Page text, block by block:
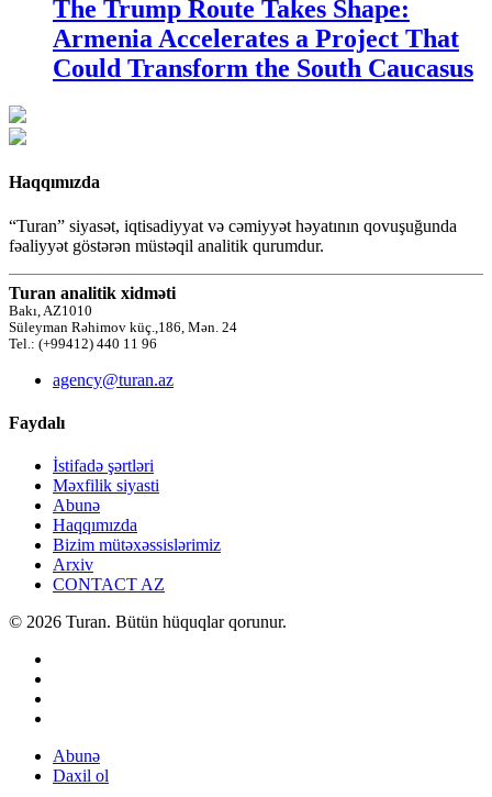
The Trump Route Takes Shape:
Armenia Accelerates a Project That
Could Transform the South Caucasus
Haqqımızda
“Turan” siyasət, iqtisadiyyat və cəmiyyət həyatının qovuşuğunda
fəaliyyət göstərən müstəqil analitik qurumdur.
Turan analitik xidməti
Bakı, AZ1010
Süleyman Rəhimov küç.,186, Mən. 24
Tel.: (+99412) 440 11 96
agency@turan.az
Faydalı
İstifadə şərtləri
Məxfilik siyasti
Abunə
Haqqımızda
Bizim mütəxəssislərimiz
Arxiv
CONTACT AZ
© 2026 Turan. Bütün hüquqlar qorunur.
Abunə
Daxil ol